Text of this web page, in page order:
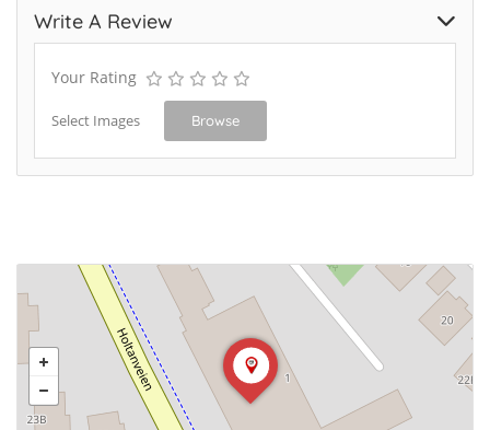
Write A Review
Your Rating
Select Images Browse